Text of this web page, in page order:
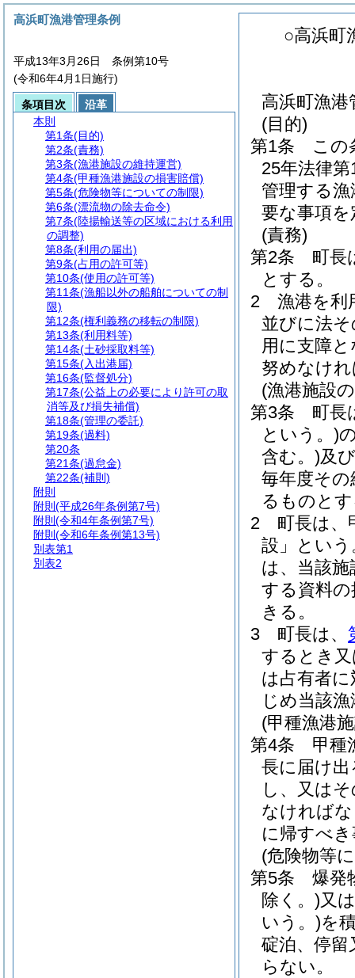
○高浜町
高浜町漁
(目的)
第1条
この
25年法律
管理する漁
要な事項
(責務)
第2条
町長
とする。
2
漁港を利
並びに法
用に支障
努めなけ
(漁港施設
第3条
町長
という。)
含む。)及
毎年度その
るものと
2
町長は、
設」という
は、当該
する資料
きる。
3
町長は、
するとき
は占有者
じめ当該
(甲種漁港
第4条
甲種
長に届け
し、又は
なければ
に帰すべ
(危険物等
第5条
爆発
除く。)又
いう。)を
碇泊、停留
らない。
高浜町漁港管理条例
平成13年3月26日 条例第10号
(令和6年4月1日施行)
条項目次
沿革
本則
第1条(目的)
第2条(責務)
第3条(漁港施設の維持運営)
第4条(甲種漁港施設の損害賠償)
第5条(危険物等についての制限)
第6条(漂流物の除去命令)
第7条(陸揚輸送等の区域における利用
の調整)
第8条(利用の届出)
第9条(占用の許可等)
第10条(使用の許可等)
第11条(漁船以外の船舶についての制
限)
第12条(権利義務の移転の制限)
第13条(利用料等)
第14条(土砂採取料等)
第15条(入出港届)
第16条(監督処分)
第17条(公益上の必要により許可の取
消等及び損失補償)
第18条(管理の委託)
第19条(過料)
第20条
第21条(過怠金)
第22条(補則)
附則
附則 (平成26年条例第7号)
附則 (令和4年条例第7号)
附則 (令和6年条例第13号)
別表第1
別表2